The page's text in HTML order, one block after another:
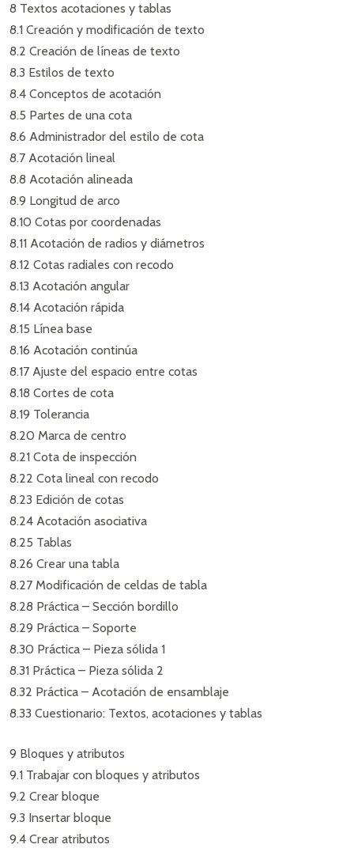
8 Textos acotaciones y tablas
8.1 Creación y modificación de texto
8.2 Creación de líneas de texto
8.3 Estilos de texto
8.4 Conceptos de acotación
8.5 Partes de una cota
8.6 Administrador del estilo de cota
8.7 Acotación lineal
8.8 Acotación alineada
8.9 Longitud de arco
8.10 Cotas por coordenadas
8.11 Acotación de radios y diámetros
8.12 Cotas radiales con recodo
8.13 Acotación angular
8.14 Acotación rápida
8.15 Línea base
8.16 Acotación continúa
8.17 Ajuste del espacio entre cotas
8.18 Cortes de cota
8.19 Tolerancia
8.20 Marca de centro
8.21 Cota de inspección
8.22 Cota lineal con recodo
8.23 Edición de cotas
8.24 Acotación asociativa
8.25 Tablas
8.26 Crear una tabla
8.27 Modificación de celdas de tabla
8.28 Práctica – Sección bordillo
8.29 Práctica – Soporte
8.30 Práctica – Pieza sólida 1
8.31 Práctica – Pieza sólida 2
8.32 Práctica – Acotación de ensamblaje
8.33 Cuestionario: Textos, acotaciones y tablas
9 Bloques y atributos
9.1 Trabajar con bloques y atributos
9.2 Crear bloque
9.3 Insertar bloque
9.4 Crear atributos